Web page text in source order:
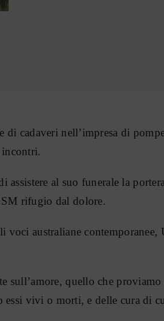
di cadaveri nell’impresa di
assistere al suo funerale la
rifugio dal dolore.
australiane contemporanee,
sull’amore, quello che
essi vivi o morti, e delle cura di